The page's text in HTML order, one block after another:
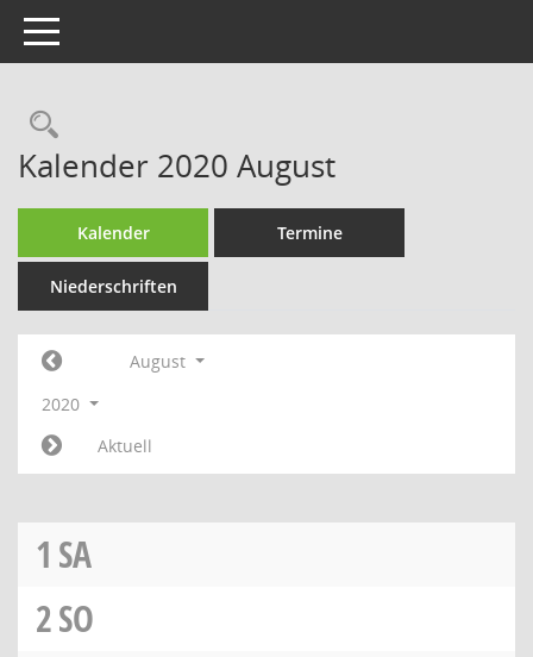
Toggle navigation
Rechercheauswahl
Kalender 2020 August
Kalender Termine
Niederschriften
August
2020
Aktuell
1 SA
2SO